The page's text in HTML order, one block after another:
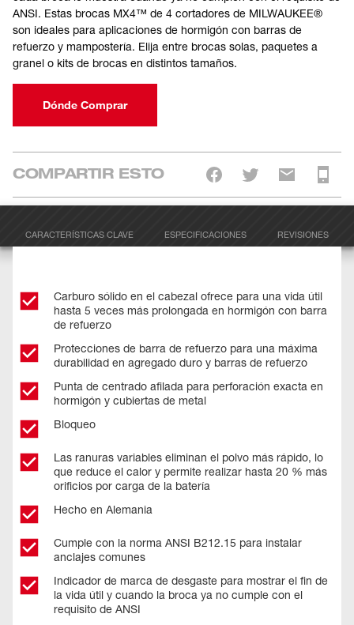
ANSI. Estas brocas MX4™ de 4 cortadores de MILWAUKEE®
son ideales para aplicaciones de hormigón con barras de
refuerzo y mampostería. Elija entre brocas solas, paquetes a
granel o kits de brocas en distintos tamaños.
Dónde Comprar
COMPARTIR ESTO
CARACTERÍSTICAS CLAVE ESPECIFICACIONES REVISIONES
Carburo sólido en el cabezal ofrece para una vida útil
hasta 5 veces más prolongada en hormigón con barra
de refuerzo
Protecciones de barra de refuerzo para una máxima
durabilidad en agregado duro y barras de refuerzo
Punta de centrado afilada para perforación exacta en
hormigón y cubiertas de metal
Bloqueo
Las ranuras variables eliminan el polvo más rápido, lo
que reduce el calor y permite realizar hasta 20 % más
orificios por carga de la batería
Hecho en Alemania
Cumple con la norma ANSI B212.15 para instalar
anclajes comunes
Indicador de marca de desgaste para mostrar el fin de
la vida útil y cuando la broca ya no cumple con el
requisito de ANSI